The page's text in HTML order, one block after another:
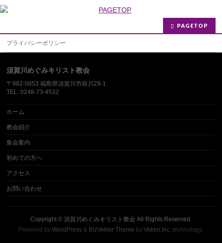
PAGETOP
プライバシーポリシー
須賀川めぐみキリスト教会
〒982-0853 福島県須賀川市前川29-1
TEL: 0248-73-4532
ホーム
教会紹介
集会案内
初めての方へ
アクセス
お問い合わせ
Copyright © 須賀川めぐみキリスト教会 All Rights Reserved.
Powered byWordPress & BizVektor Theme byVektor,Inc. technology.